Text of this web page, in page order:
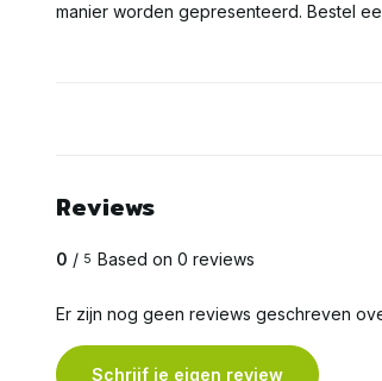
manier worden gepresenteerd. Bestel
Reviews
0 / 5 Based on 0 reviews
Er zijn nog geen reviews geschreven
Schrijf je eigen review